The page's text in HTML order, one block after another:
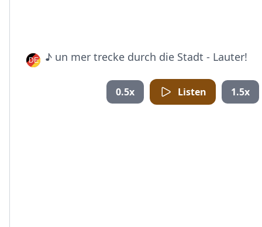
♪ un mer trecke durch die Stadt - Lauter!
0.5x Listen 1.5x